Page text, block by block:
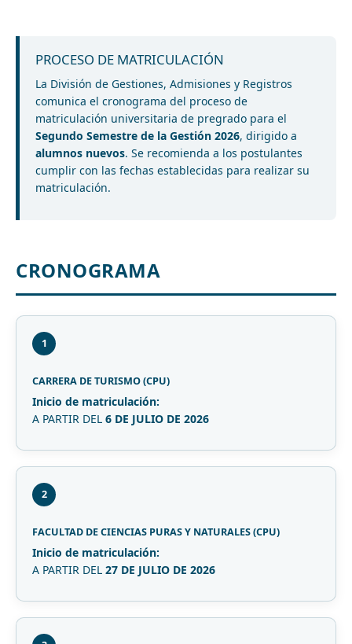
PROCESO DE MATRICULACIÓN
La División de Gestiones, Admisiones y Registros
comunica el cronograma del proceso de
matriculación universitaria de pregrado para el
Segundo Semestre de la Gestión 2026, dirigido a
alumnos nuevos. Se recomienda a los postulantes
cumplir con las fechas establecidas para realizar su
matriculación.
CRONOGRAMA
1
CARRERA DE TURISMO (CPU)
Inicio de matriculación:
A PARTIR DEL 6 DE JULIO DE 2026
2
FACULTAD DE CIENCIAS PURAS Y NATURALES (CPU)
Inicio de matriculación:
A PARTIR DEL 27 DE JULIO DE 2026